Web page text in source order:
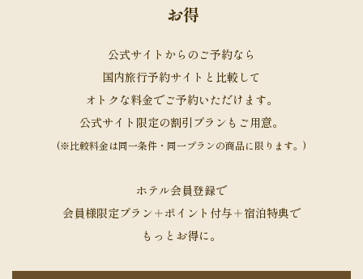
お得
公式サイトからのご予約なら
国内旅行予約サイトと比較して
オトクな料金でご予約いただけます。
公式サイト限定の割引プランもご用意。
(※比較料金は同一条件・同一プランの商品に限ります。)
ホテル会員登録で
会員様限定プラン＋ポイント付与＋宿泊特典で
もっとお得に。